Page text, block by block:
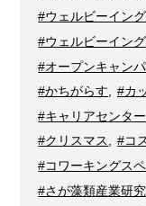
#ウェルビーイン
#ウェルビーイン
#オープンキャン
#かちがらす
#カ
#キャリアセンター
#クリスマス
#コ
#コワーキングス
#さが藻類産業研